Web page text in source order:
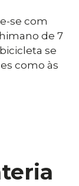
se com
de 7
se
como às